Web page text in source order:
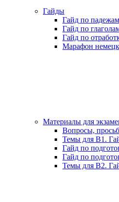
Гайды
Гайд по
Гайд по
Гайд по
Марафон
Материалы для
Вопросы,
Темы для B1.
Гайд по
Гайд по
Темы для B2.